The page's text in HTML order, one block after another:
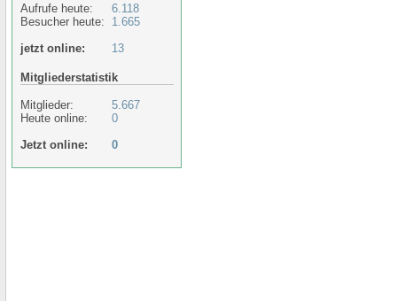
Aufrufe heute:
Besucher heute:
jetzt online:
6.118
1.665
13
Mitgliederstatistik
Mitglieder:
Heute online:
5.667
0
Jetzt online:
0